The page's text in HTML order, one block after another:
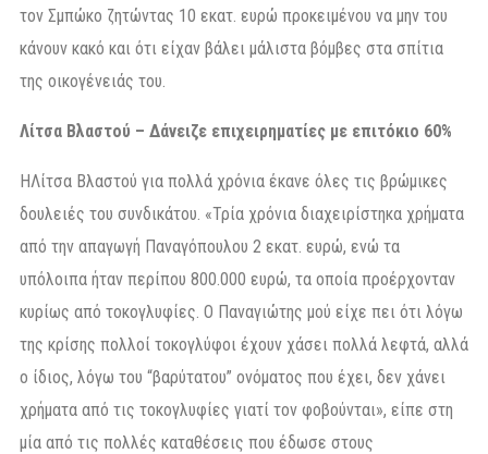
τον Σμπώκο ζητώντας 10 εκατ. ευρώ προκειμένου να μην του
κάνουν κακό και ότι είχαν βάλει μάλιστα βόμβες στα σπίτια
της οικογένειάς του.
Λίτσα Βλαστού – Δάνειζε επιχειρηματίες με επιτόκιο 60%
ΗΛίτσα Βλαστού για πολλά χρόνια έκανε όλες τις βρώμικες
δουλειές του συνδικάτου. «Τρία χρόνια διαχειρίστηκα χρήματα
από την απαγωγή Παναγόπουλου 2 εκατ. ευρώ, ενώ τα
υπόλοιπα ήταν περίπου 800.000 ευρώ, τα οποία προέρχονταν
κυρίως από τοκογλυφίες. Ο Παναγιώτης μού είχε πει ότι λόγω
της κρίσης πολλοί τοκογλύφοι έχουν χάσει πολλά λεφτά, αλλά
ο ίδιος, λόγω του “βαρύτατου” ονόματος που έχει, δεν χάνει
χρήματα από τις τοκογλυφίες γιατί τον φοβούνται», είπε στη
μία από τις πολλές καταθέσεις που έδωσε στους